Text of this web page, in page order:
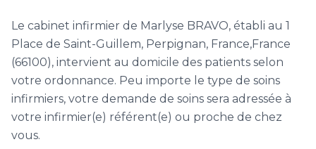
Le cabinet infirmier de Marlyse BRAVO, établi au 1
Place de Saint-Guillem, Perpignan, France,France
(66100), intervient au domicile des patients selon
votre ordonnance. Peu importe le type de soins
infirmiers, votre demande de soins sera adressée à
votre infirmier(e) référent(e) ou proche de chez
vous.